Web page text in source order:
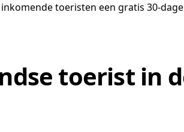
toeristen een gratis 30-
toerist in